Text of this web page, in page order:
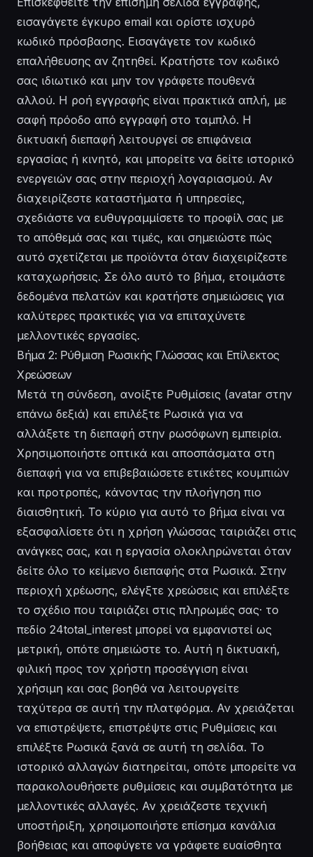
εισαγάγετε έγκυρο email και ορίστε ισχυρό
κωδικό πρόσβασης. Εισαγάγετε τον κωδικό
επαλήθευσης αν ζητηθεί. Κρατήστε τον κωδικό
σας ιδιωτικό και μην τον γράφετε πουθενά
αλλού. Η ροή εγγραφής είναι πρακτικά απλή, με
σαφή πρόοδο από εγγραφή στο ταμπλό. Η
δικτυακή διεπαφή λειτουργεί σε επιφάνεια
εργασίας ή κινητό, και μπορείτε να δείτε ιστορικό
ενεργειών σας στην περιοχή λογαριασμού. Αν
διαχειρίζεστε καταστήματα ή υπηρεσίες,
σχεδιάστε να ευθυγραμμίσετε το προφίλ σας με
το απόθεμά σας και τιμές, και σημειώστε πώς
αυτό σχετίζεται με προϊόντα όταν διαχειρίζεστε
καταχωρήσεις. Σε όλο αυτό το βήμα, ετοιμάστε
δεδομένα πελατών και κρατήστε σημειώσεις για
καλύτερες πρακτικές για να επιταχύνετε
μελλοντικές εργασίες.
Βήμα 2: Ρύθμιση Ρωσικής Γλώσσας και Επίλεκτος
Χρεώσεων
Μετά τη σύνδεση, ανοίξτε Ρυθμίσεις (avatar στην
επάνω δεξιά) και επιλέξτε Ρωσικά για να
αλλάξετε τη διεπαφή στην ρωσόφωνη εμπειρία.
Χρησιμοποιήστε οπτικά και αποσπάσματα στη
διεπαφή για να επιβεβαιώσετε ετικέτες κουμπιών
και προτροπές, κάνοντας την πλοήγηση πιο
διαισθητική. Το κύριο για αυτό το βήμα είναι να
εξασφαλίσετε ότι η χρήση γλώσσας ταιριάζει στις
ανάγκες σας, και η εργασία ολοκληρώνεται όταν
δείτε όλο το κείμενο διεπαφής στα Ρωσικά. Στην
περιοχή χρέωσης, ελέγξτε χρεώσεις και επιλέξτε
το σχέδιο που ταιριάζει στις πληρωμές σας· το
πεδίο 24total_interest μπορεί να εμφανιστεί ως
μετρική, οπότε σημειώστε το. Αυτή η δικτυακή,
φιλική προς τον χρήστη προσέγγιση είναι
χρήσιμη και σας βοηθά να λειτουργείτε
ταχύτερα σε αυτή την πλατφόρμα. Αν χρειάζεται
να επιστρέψετε, επιστρέψτε στις Ρυθμίσεις και
επιλέξτε Ρωσικά ξανά σε αυτή τη σελίδα. Το
ιστορικό αλλαγών διατηρείται, οπότε μπορείτε να
παρακολουθήσετε ρυθμίσεις και συμβατότητα με
μελλοντικές αλλαγές. Αν χρειάζεστε τεχνική
υποστήριξη, χρησιμοποιήστε επίσημα κανάλια
βοήθειας και αποφύγετε να γράφετε ευαίσθητα